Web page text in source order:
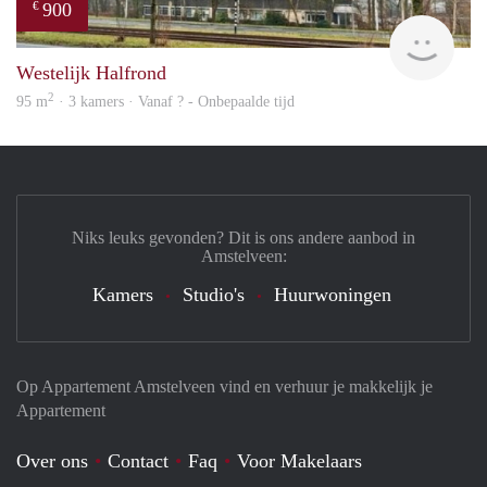
€ 900
Westelijk Halfrond
95 m2 · 3 kamers · Vanaf ? - Onbepaalde tijd
Op Appartement Amstelveen vind en verhuur je makkelijk je
Appartement
Over ons Contact Faq Voor Makelaars
Niks leuks gevonden? Dit is ons andere aanbod in
Amstelveen:
Kamers Studio's Huurwoningen